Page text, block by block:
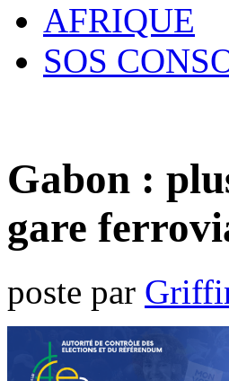
AFRIQUE
SOS
Gabon :
gare
poste par